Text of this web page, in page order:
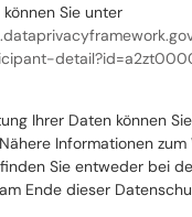
Sie unter
Ihrer Daten können
Informationen
Sie entweder bei
Ende dieser